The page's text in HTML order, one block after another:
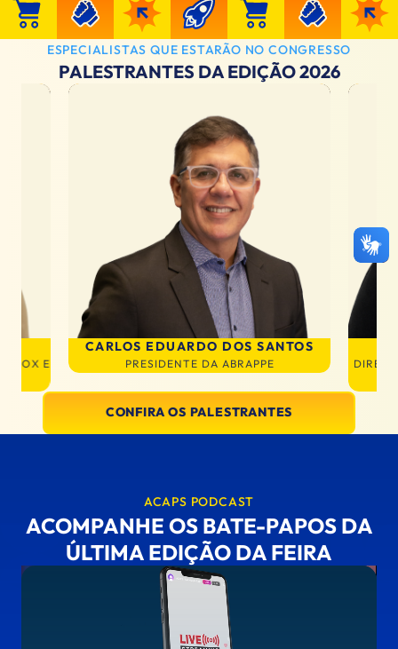
ESPECIALISTAS QUE ESTARÃO NO CONGRESSO
PALESTRANTES DA EDIÇÃO 2026
BOX E
CARLOS EDUARDO DOS SANTOS
PRESIDENTE DA ABRAPPE
CONFIRA OS PALESTRANTES
ACAPS PODCAST
ACOMPANHE OS BATE-PAPOS DA
ÚLTIMA EDIÇÃO DA FEIRA